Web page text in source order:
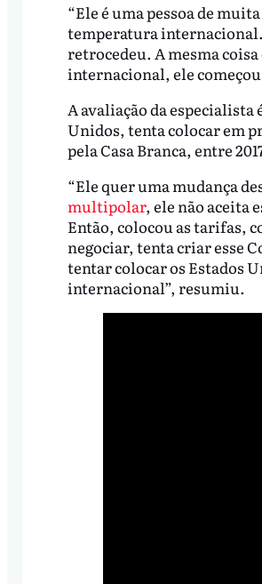
“Ele é uma pessoa de
temperatura
retrocedeu. A mesma
internacional, ele
A avaliação da especialista
Unidos, tenta colocar em
pela Casa Branca, entre
“Ele quer uma mudança
multipolar, ele não aceita
Então, colocou as tarifas,
negociar, tenta criar esse
tentar colocar os Estados
internacional”, resumiu.